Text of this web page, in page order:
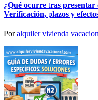
¿Qué ocurre tras presentar
Verificación, plazos y
Poralquiler vivienda